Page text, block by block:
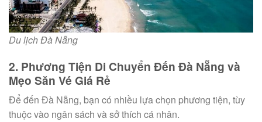
Du lịch Đà Nẵng
2. Phương Tiện Di Chuyển Đến Đà Nẵng và
Mẹo Săn Vé Giá Rẻ
Để đến Đà Nẵng, bạn có nhiều lựa chọn phương tiện, tùy
thuộc vào ngân sách và sở thích cá nhân.